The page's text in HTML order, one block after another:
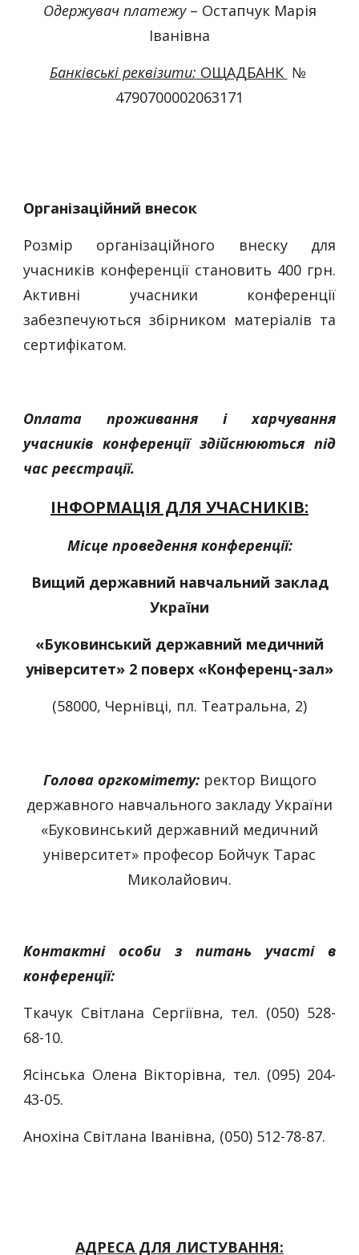
Одержувач платежу – Остапчук Марія
Іванівна
Банківські реквізити: ОЩАДБАНК №
4790700002063171
Організаційний внесок
Розмір організаційного внеску для
учасників конференції становить 400 грн.
Активні учасники конференції
забезпечуються збірником матеріалів та
сертифікатом.
Оплата проживання
і харчування
учасників конференції здійснюються під
час реєстрації.
ІНФОРМАЦІЯ ДЛЯ УЧАСНИКІВ:
Місце проведення конференції:
Вищий державний навчальний заклад
України
«Буковинський державний медичний
університет» 2 поверх «Конференц-зал»
(58000, Чернівці, пл. Театральна, 2)
Голова оргкомітету: ректор Вищого
державного навчального закладу України
«Буковинський державний медичний
університет» професор Бойчук Тарас
Миколайович.
Контактні особи з питань участі в
конференції:
Ткачук Світлана Сергіївна, тел. (050) 528-
68-10.
Ясінська Олена Вікторівна, тел. (095) 204-
43-05.
Анохіна Світлана Іванівна, (050) 512-78-87.
АДРЕСА ДЛЯ ЛИСТУВАННЯ: